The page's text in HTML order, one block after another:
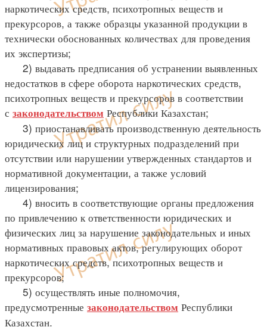
наркотических средств, психотропных веществ и
прекурсоров, а также образцы указанной продукции в
технически обоснованных количествах для проведения
их экспертизы;
2) выдавать предписания об устранении выявленных
недостатков в сфере оборота наркотических средств,
психотропных веществ и прекурсоров в соответствии
с законодательством Республики Казахстан;
3) приостанавливать производственную деятельность
юридических лиц и структурных подразделений при
отсутствии или нарушении утвержденных стандартов и
нормативной документации, а также условий
лицензирования;
4) вносить в соответствующие органы предложения
по привлечению к ответственности юридических и
физических лиц за нарушение законодательных и иных
нормативных правовых актов, регулирующих оборот
наркотических средств, психотропных веществ и
прекурсоров;
5) осуществлять иные полномочия,
предусмотренные законодательством Республики
Казахстан.